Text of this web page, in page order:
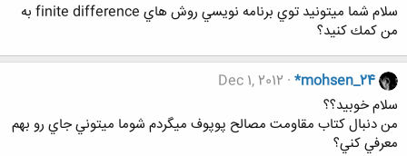
سلام شما ميتونيد توي برنامه نويسي روش هاي finite difference به
من كمك كنيد؟
*mohsen_24
Dec 1, 2012
سلام خوبيد؟؟
من دنبال كتاب مقاومت مصالح پوپوف ميگردم شوما ميتوني جاي رو بهم
معرفي كني؟